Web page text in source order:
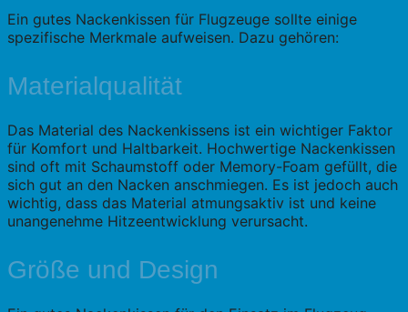
Ein gutes Nackenkissen für Flugzeuge sollte einige
spezifische Merkmale aufweisen. Dazu gehören:
Materialqualität
Das Material des Nackenkissens ist ein wichtiger Faktor
für Komfort und Haltbarkeit. Hochwertige Nackenkissen
sind oft mit Schaumstoff oder Memory-Foam gefüllt, die
sich gut an den Nacken anschmiegen. Es ist jedoch auch
wichtig, dass das Material atmungsaktiv ist und keine
unangenehme Hitzeentwicklung verursacht.
Größe und Design